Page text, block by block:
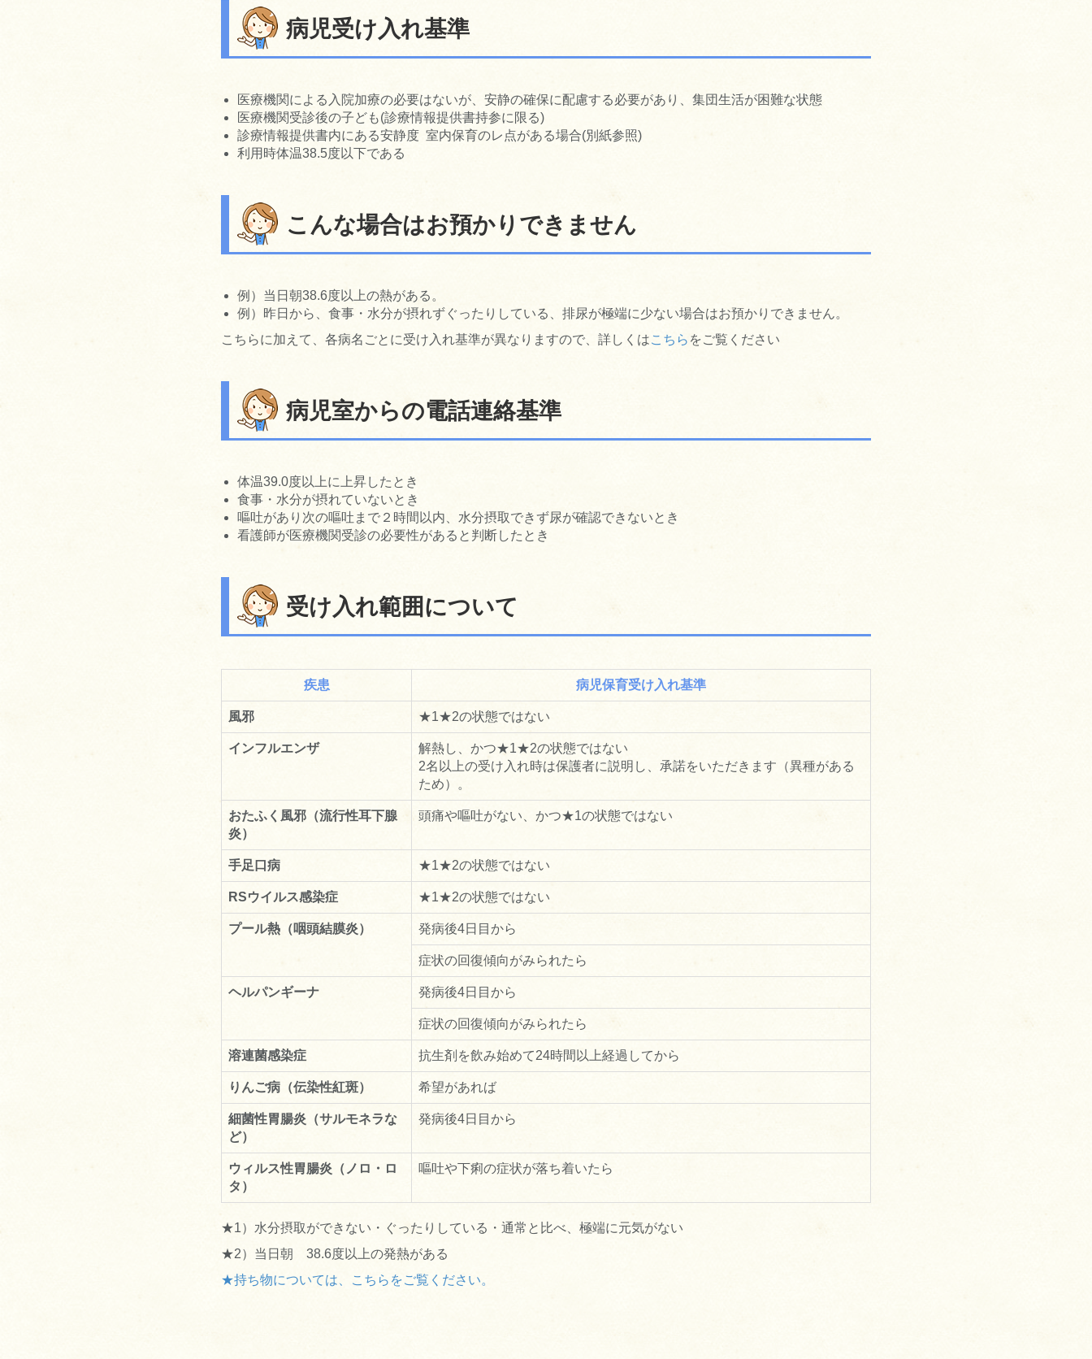
病児受け入れ基準
医療機関による入院加療の必要はないが、安静の確保に配慮する必要があり、集団生活が困難な状態
医療機関受診後の子ども(診療情報提供書持参に限る)
診療情報提供書内にある安静度 室内保育のレ点がある場合(別紙参照)
利用時体温38.5度以下である
こんな場合はお預かりできません
例）当日朝38.6度以上の熱がある。
例）昨日から、食事・水分が摂れずぐったりしている、排尿が極端に少ない場合はお預かりできません。
こちらに加えて、各病名ごとに受け入れ基準が異なりますので、詳しくはこちら をご覧ください
病児室からの電話連絡基準
体温39.0度以上に上昇したとき
食事・水分が摂れていないとき
嘔吐があり次の嘔吐まで２時間以内、水分摂取できず尿が確認できないとき
看護師が医療機関受診の必要性があると判断したとき
受け入れ範囲について
疾患 病児保育受け入れ基準
風邪 ★1★2の状態ではない
インフルエンザ
解熱し、かつ★1★2の状態ではない
2名以上の受け入れ時は保護者に説明し、承諾をいただきます（異種がある
ため）。
おたふく風邪（流行性耳下腺
炎）
頭痛や嘔吐がない、かつ★1の状態ではない
手足口病 ★1★2の状態ではない
RSウイルス感染症 ★1★2の状態ではない
プール熱（咽頭結膜炎） 発病後4日目から
症状の回復傾向がみられたら
ヘルパンギーナ 発病後4日目から
症状の回復傾向がみられたら
溶連菌感染症 抗生剤を飲み始めて24時間以上経過してから
りんご病（伝染性紅斑） 希望があれば
細菌性胃腸炎（サルモネラな
ど）
発病後4日目から
ウィルス性胃腸炎（ノロ・ロ
タ）
嘔吐や下痢の症状が落ち着いたら
★1）水分摂取ができない・ぐったりしている・通常と比べ、極端に元気がない
★2）当日朝 38.6度以上の発熱がある
★持ち物については、こちらをご覧ください。